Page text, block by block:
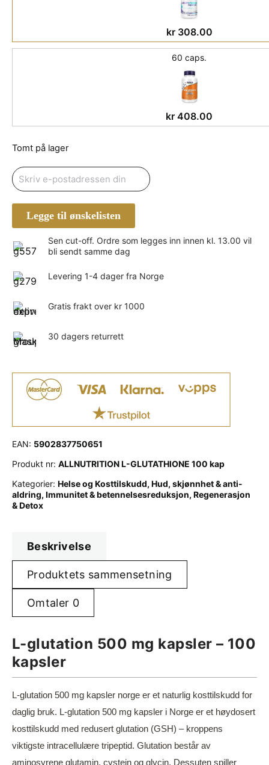
kr308.00
60 caps.
kr 408.00
Tomt på lager
Legge til ønskelisten
Sen cut-off. Ordre som legges inn innen kl. 13.00 vil
bli sendt samme dag
Levering 1-4 dager fra Norge
Gratis frakt over kr 1000
30 dagers returrett
EAN: 5902837750651
Produkt nr: ALLNUTRITION L-GLUTATHIONE 100 kap
Kategorier: Helse og Kosttilskudd, Hud, skjønnhet & anti-
aldring, Immunitet & betennelsesreduksjon, Regenerasjon
& Detox
Beskrivelse
Produktets sammensetning
Omtaler 0
L-glutation 500 mg kapsler – 100
kapsler
L-glutation 500 mg kapsler norge er et naturlig kosttilskudd for
daglig bruk. L-glutation 500 mg kapsler i Norge er et høydosert
kosttilskudd med redusert glutation (GSH) – kroppens
viktigste intracellulære tripeptid. Glutation består av
aminosyrene glutamin, cystein og glycin. Dessuten spiller